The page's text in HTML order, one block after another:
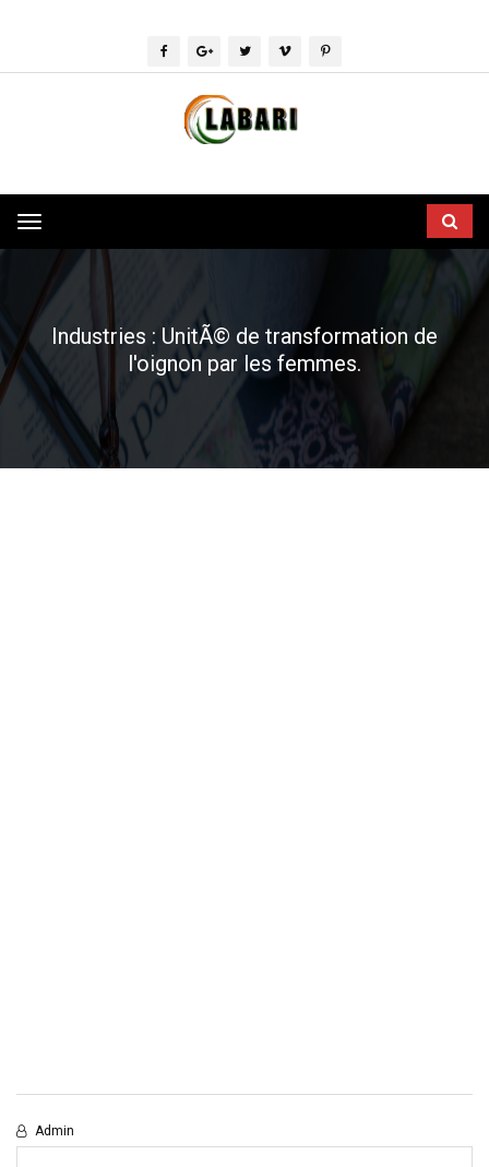
Toggle
navigation
Industries : UnitÃ© de transformation de
l'oignon par les femmes.
Admin